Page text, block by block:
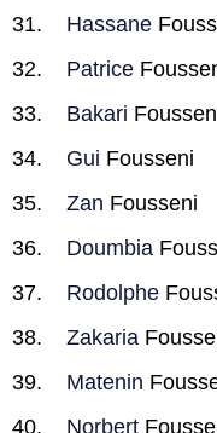
Hassane
Patrice
Bakari
Gui Fousseni
Zan Fousseni
Doumbia
Rodolphe
Zakaria
Matenin
Norbert